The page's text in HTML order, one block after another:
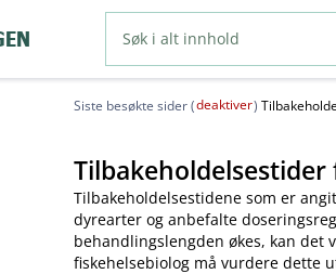
Siste besøkte sider (deaktiver)
Tilbakeholdelsestidene som er
dyrearter og anbefalte
behandlingslengden økes, kan
fiskehelsebiolog må vurdere dette